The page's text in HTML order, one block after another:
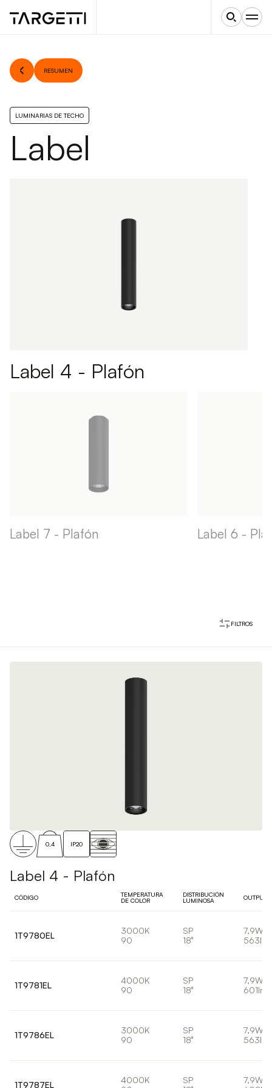
RESUMEN
LUMINARIAS DE TECHO
Label
Label 4 - Plafón
Label 7 - Plafón Label 6 -
FILTROS
0,4 IP20
Label 4 - Plafón
CÓDIGO
TEMPERATURA
DE COLOR
DISTRIBUCIÓN
LUMINOSA
OUTPUT
1T9780EL
3000K
90
SP
18°
7,9W
563lm
1T9781EL
4000K
90
SP
18°
7,9W
601lm
1T9786EL
3000K
90
SP
18°
7,9W
563lm
1T9787EL
4000K
SP
7,9W